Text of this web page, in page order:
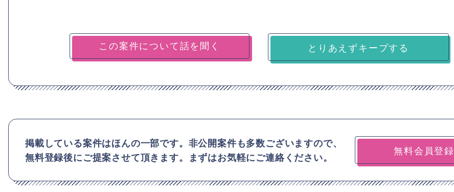
とりあえずキープする
掲載している案件はほんの一部です。非公開案件も多数ございますので、
無料登録後にご提案させて頂きます。まずはお気軽にご連絡ください。
無料会員登録